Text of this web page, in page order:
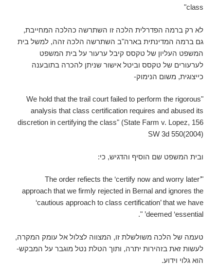
class"
לא רק ברמה הפדרלית הלכה זו השתרשה כהלכה המחייבת,
גם ברמה המדינתית בארה"ב השתרשה הלכה זהה, למשל בית
המשפט העליון של טקסס קיבל ערעור על בית המשפט
לערעורים של טקסס וביטל אישור שניתן להכרה בתובענה
כייצוגית, משום הנימוק-
"We hold that the trail court failed to perform the rigorous
analysis that class certification requires and abused its
discretion in certifying the class" (State Farm v. Lopez, 156
SW 3d 550(2004)
ובית המשפט שם הוסיף והדגיש, כי:
"The order refiects the ‘certify now and worry later’
approach that we firmly rejected in Bernal and ignores the
‘cautious approach to class certification’ that we have
deemed ‘essential’ ".
טעמה של הלכה משולשלת זו, המצווה לצלול אל עומק המקרה,
לעשות זאת בזהירות יתרה, ותוך הטלת נטל מוגבר על המבקש-
הוא גלוי וידוע.